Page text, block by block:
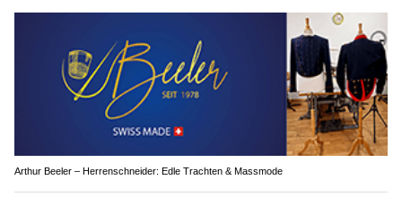
Arthur Beeler – Herrenschneider: Edle Trachten & Massmode